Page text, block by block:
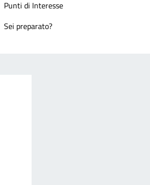
Punti di Interesse
Sei preparato?